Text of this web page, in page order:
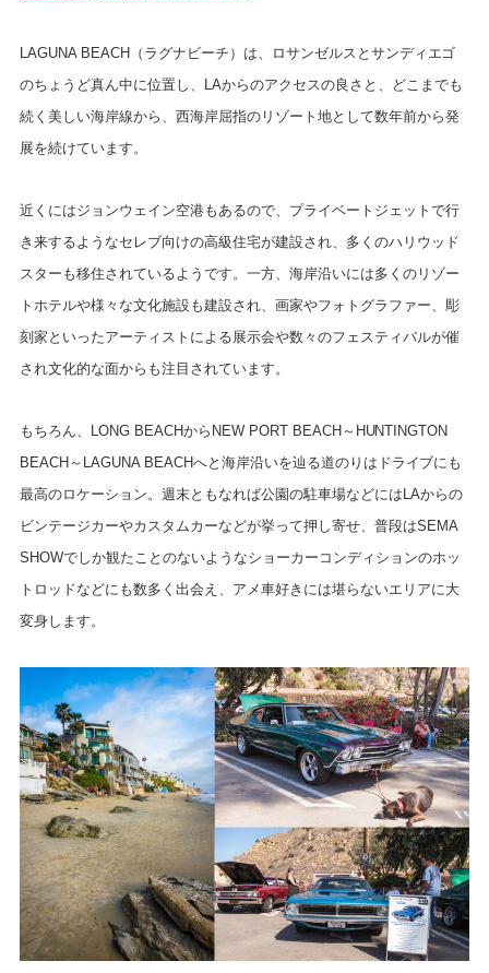
LAGUNA BEACH（ラグナビーチ）は、ロサンゼルスとサンディエゴ
のちょうど真ん中に位置し、LAからのアクセスの良さと、どこまでも
続く美しい海岸線から、西海岸屈指のリゾート地として数年前から発
展を続けています。
近くにはジョンウェイン空港もあるので、プライベートジェットで行
き来するようなセレブ向けの高級住宅が建設され、多くのハリウッド
スターも移住されているようです。一方、海岸沿いには多くのリゾー
トホテルや様々な文化施設も建設され、画家やフォトグラファー、彫
刻家といったアーティストによる展示会や数々のフェスティバルが催
され文化的な面からも注目されています。
もちろん、LONG BEACHからNEW PORT BEACH～HUNTINGTON
BEACH～LAGUNA BEACHへと海岸沿いを辿る道のりはドライブにも
最高のロケーション。週末ともなれば公園の駐車場などにはLAからの
ビンテージカーやカスタムカーなどが挙って押し寄せ、普段はSEMA
SHOWでしか観たことのないようなショーカーコンディションのホッ
トロッドなどにも数多く出会え、アメ車好きには堪らないエリアに大
変身します。